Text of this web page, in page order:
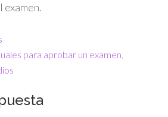
examen.
para aprobar un examen